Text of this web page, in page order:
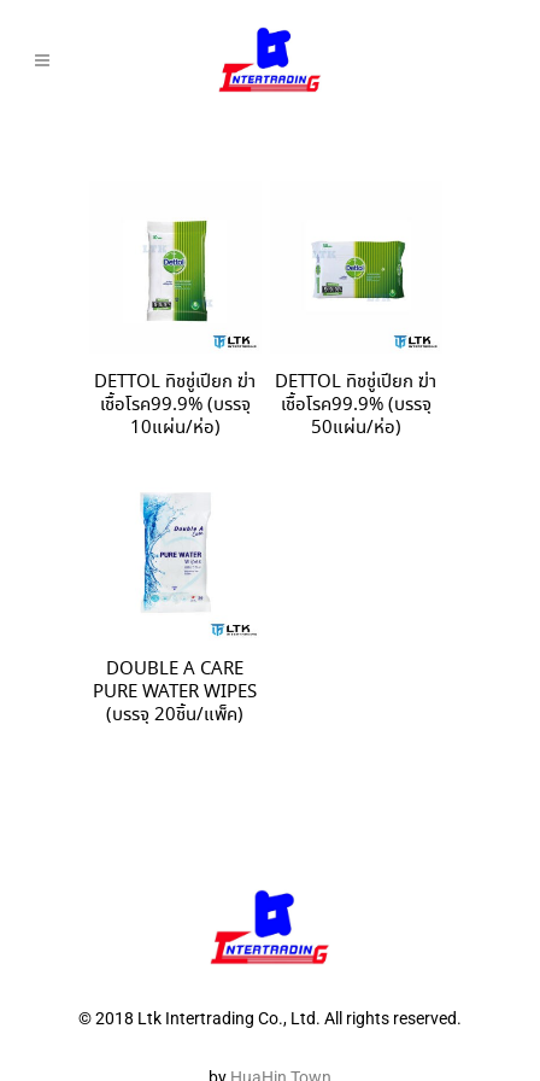
DETTOL ทิชชู่เปียก ฆ่า
เชื้อโรค99.9% (บรรจุ
10แผ่น/ห่อ)
DETTOL ทิชชู่เปียก ฆ่า
เชื้อโรค99.9% (บรรจุ
50แผ่น/ห่อ)
DOUBLE A CARE
PURE WATER WIPES
(บรรจุ 20ชิ้น/แพ็ค)
© 2018 Ltk Intertrading Co., Ltd. All rights reserved.